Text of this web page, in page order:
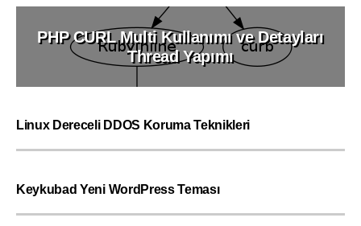
PHP CURL Multi Kullanımı ve Detayları
Thread Yapımı
Linux Dereceli DDOS Koruma Teknikleri
Keykubad Yeni WordPress Teması